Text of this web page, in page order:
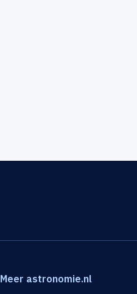
Meer astronomie.nl